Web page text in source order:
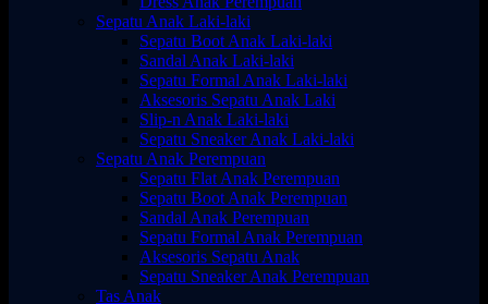
Sepatu Anak Laki-laki
Sepatu Boot Anak Laki-laki
Sandal Anak Laki-laki
Sepatu Formal Anak Laki-laki
Aksesoris Sepatu Anak Laki
Slip-n Anak Laki-laki
Sepatu Sneaker Anak Laki-laki
Sepatu Anak Perempuan
Sepatu Flat Anak Perempuan
Sepatu Boot Anak Perempuan
Sandal Anak Perempuan
Sepatu Formal Anak Perempuan
Aksesoris Sepatu Anak
Sepatu Sneaker Anak Perempuan
Tas Anak